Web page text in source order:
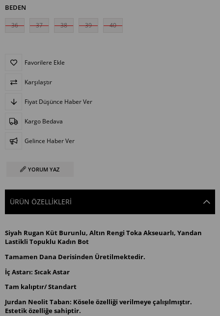
BEDEN
36 37 38 39 40
Favorilere Ekle
Karşılaştır
Fiyat Düşünce Haber Ver
Kargo Bedava
Gelince Haber Ver
YORUM YAZ
ÜRÜN ÖZELLIKLERI
Siyah Rugan Küt Burunlu, Altın Rengi Toka Akseuarlı, Yandan
Lastikli Topuklu Kadın Bot
Tamamen Dana Derisinden Üretilmektedir.
İç Astarı: Sıcak Astar
Tam kalıptır/ Standart
Jurdan Neolit Taban: Kösele özelliği verilmeye çalışılmıştır.
Estetik özelliğe sahiptir.